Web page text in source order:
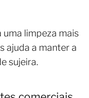
uma limpeza mais
ajuda a manter a
sujeira.